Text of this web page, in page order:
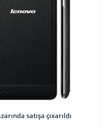
satışa çıxarıldı